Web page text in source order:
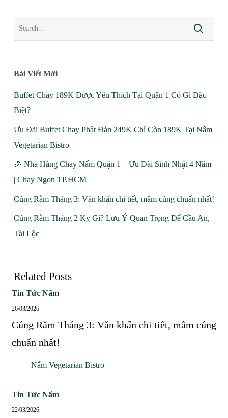
Bài Viết Mới
Buffet Chay 189K Được Yêu Thích Tại Quận 1 Có Gì Đặc
Biệt?
Ưu Đãi Buffet Chay Phật Đản 249K Chỉ Còn 189K Tại Nấm
Vegetarian Bistro
🎉 Nhà Hàng Chay Nấm Quận 1 – Ưu Đãi Sinh Nhật 4 Năm
| Chay Ngon TP.HCM
Cúng Rằm Tháng 3: Văn khấn chi tiết, mâm cúng chuẩn nhất!
Cúng Rằm Tháng 2 Kỵ Gì? Lưu Ý Quan Trọng Để Cầu An,
Tài Lộc
Related Posts
Tin Tức NấmCúng
Tháng
3:
khấn
tiết,
26/03/2026
Cúng Rằm Tháng 3: Văn khấn chi tiết, mâm cúng
chuẩn nhất!
Nấm Vegetarian Bistro
Tin Tức NấmCúng
22/03/2026